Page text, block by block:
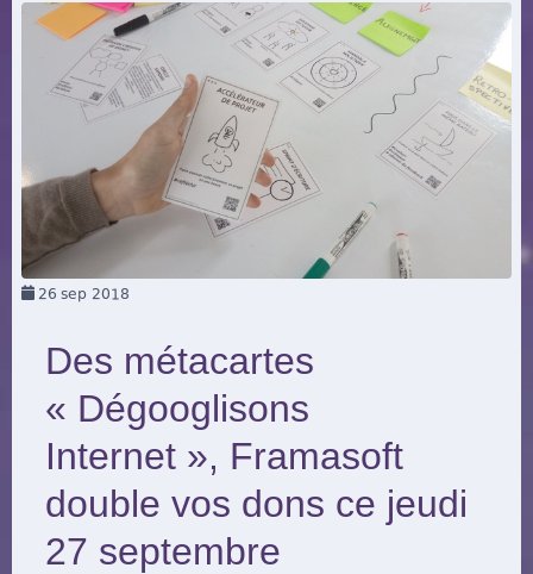
26 sep 2018
Des métacartes
« Dégooglisons
Internet », Framasoft
double vos dons ce jeudi
27 septembre